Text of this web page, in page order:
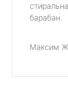
барабан.
Максим